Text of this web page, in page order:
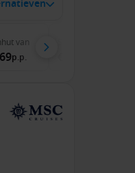
van
p.p.